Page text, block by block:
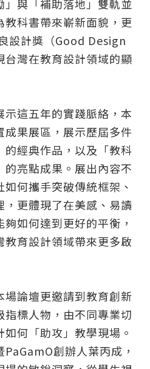
與「補助落地」雙軌並
科書帶來嶄新面貌，更
設計獎（Good Design
灣在教育設計領域的顯
這五年的實踐脈絡，本
果展區，展示歷屆多件
的經典作品，以及「教科
亮點成果。展出內容不
何攜手突破傳統框架、
更體現了在美感、易讀
如何達到更好的平衡，
育設計領域帶來更多啟
場論壇更邀請到教育創新
標人物，由不同專業切
何「助攻」教學現場。
創辦人葉丙成，